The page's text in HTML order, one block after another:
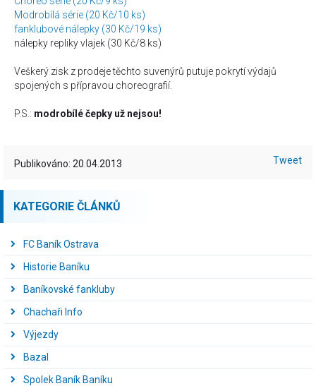
Modrobílá série (20 Kč/10 ks)
fanklubové nálepky (30 Kč/19 ks)
nálepky repliky vlajek (30 Kč/8 ks)
Veškerý zisk z prodeje těchto suvenýrů putuje pokrytí výdajů
spojených s přípravou choreografií.
P.S.: modrobílé čepky už nejsou!
Publikováno: 20.04.2013 Tweet
KATEGORIE ČLÁNKŮ
FC Baník Ostrava
Historie Baníku
Baníkovské fankluby
Chachaři Info
Výjezdy
Bazal
Spolek Baník Baníku